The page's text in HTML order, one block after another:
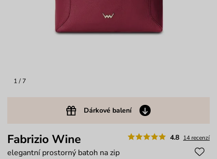
1 / 7
Dárkové balení
4.8 14 recenzí
Fabrizio Wine
elegantní prostorný batoh na zip